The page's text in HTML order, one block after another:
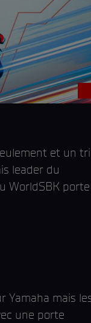
et un
leader du
WorldSBK porte
Yamaha mais
une porte